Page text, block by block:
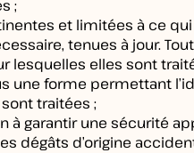
;
et limitées à ce
tenues à jour.
lesquelles elles sont
une forme permettant
traitées ;
à garantir une sécurité
dégâts d’origine